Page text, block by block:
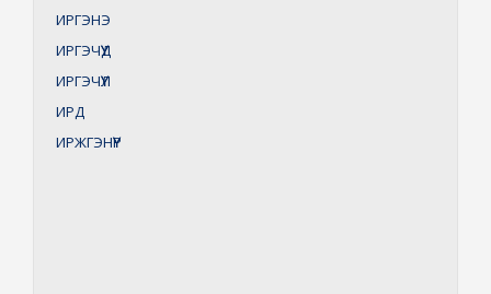
ИРГЭНЭ
ИРГЭЧҮҮД
ИРГЭЧҮҮЛ
ИРД
ИРЖГЭНҮҮР